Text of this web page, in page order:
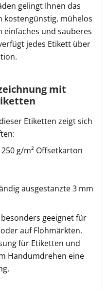
gelingt Ihnen das
kostengünstig, mühelos
einfaches und sauberes
jedes Etikett über
mit
Etiketten zeigt sich
g/m² Offsetkarton
ausgestanzte 3 mm
geeignet für
auf Flohmärkten.
für Etiketten und
Handumdrehen eine